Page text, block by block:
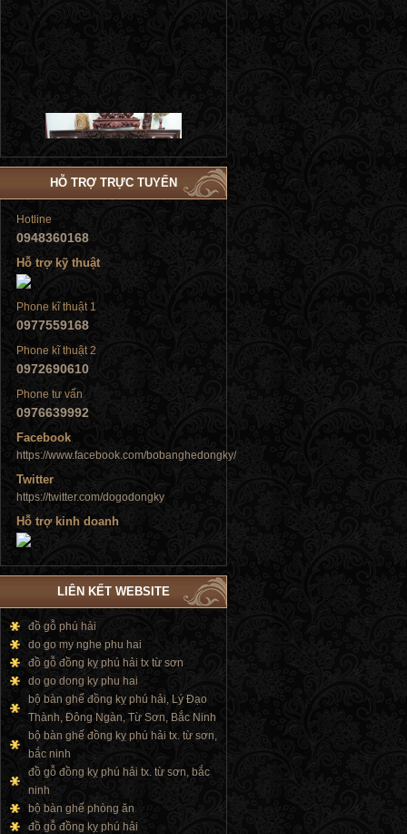
Tủ đứng
Tủ đứng
Tủ đứng
HỖ TRỢ TRỰC TUYẾN
Hotline
0948360168
Hỗ trợ kỹ thuật
Phone kĩ thuật 1
0977559168
Phone kĩ thuật 2
0972690610
Phone tư vấn
0976639992
Facebook
https://www.facebook.com/bobanghedongky/
Twitter
https://twitter.com/dogodongky
Hỗ trợ kinh doanh
LIÊN KẾT WEBSITE
đồ gỗ phú hải
do go my nghe phu hai
đồ gỗ đồng kỵ phú hải tx từ sơn
do go dong ky phu hai
bộ bàn ghế đồng kỵ phú hải, Lý Đạo
Thành, Đông Ngàn, Từ Sơn, Bắc Ninh
bộ bàn ghế đồng kỵ phú hải tx. từ sơn,
bắc ninh
đồ gỗ đồng kỵ phú hải tx. từ sơn, bắc
ninh
bộ bàn ghế phòng ăn
đồ gỗ đồng kỵ phú hải